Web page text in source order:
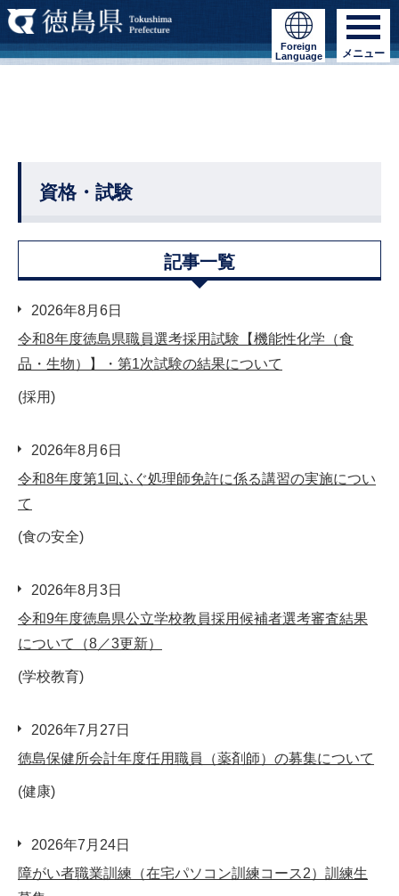
Foreign
Language
メニュー
資格・試験
記事一覧
2026年8月6日
令和8年度徳島県職員選考採用試験【機能性化学（食
品・生物）】・第1次試験の結果について
(採用)
2026年8月6日
令和8年度第1回ふぐ処理師免許に係る講習の実施につい
て
(食の安全)
2026年8月3日
令和9年度徳島県公立学校教員採用候補者選考審査結果
について（8／3更新）
(学校教育)
2026年7月27日
徳島保健所会計年度任用職員（薬剤師）の募集について
(健康)
2026年7月24日
障がい者職業訓練（在宅パソコン訓練コース2）訓練生